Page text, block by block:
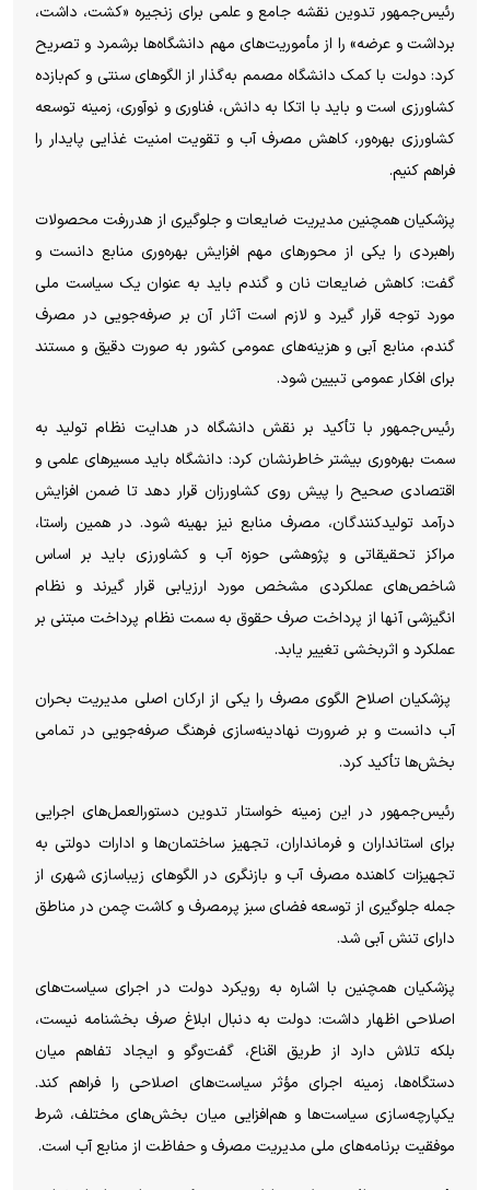
رئیس‌جمهور تدوین نقشه جامع و علمی برای زنجیره «کشت، داشت،
برداشت و عرضه» را از مأموریت‌های مهم دانشگاه‌ها برشمرد و تصریح
کرد: دولت با کمک دانشگاه مصمم به‌گذار از الگو‌های سنتی و کم‌بازده
کشاورزی است و باید با اتکا به دانش، فناوری و نوآوری، زمینه توسعه
کشاورزی بهره‌ور، کاهش مصرف آب و تقویت امنیت غذایی پایدار را
فراهم کنیم.
پزشکیان همچنین مدیریت ضایعات و جلوگیری از هدررفت محصولات
راهبردی را یکی از محور‌های مهم افزایش بهره‌وری منابع دانست و
گفت: کاهش ضایعات نان و گندم باید به عنوان یک سیاست ملی
مورد توجه قرار گیرد و لازم است آثار آن بر صرفه‌جویی در مصرف
گندم، منابع آبی و هزینه‌های عمومی کشور به صورت دقیق و مستند
برای افکار عمومی تبیین شود.
رئیس‌جمهور با تأکید بر نقش دانشگاه در هدایت نظام تولید به
سمت بهره‌وری بیشتر خاطرنشان کرد: دانشگاه باید مسیر‌های علمی و
اقتصادی صحیح را پیش روی کشاورزان قرار دهد تا ضمن افزایش
درآمد تولیدکنندگان، مصرف منابع نیز بهینه شود. در همین راستا،
مراکز تحقیقاتی و پژوهشی حوزه آب و کشاورزی باید بر اساس
شاخص‌های عملکردی مشخص مورد ارزیابی قرار گیرند و نظام
انگیزشی آنها از پرداخت صرف حقوق به سمت نظام پرداخت مبتنی بر
عملکرد و اثربخشی تغییر یابد.
پزشکیان اصلاح الگوی مصرف را یکی از ارکان اصلی مدیریت بحران
آب دانست و بر ضرورت نهادینه‌سازی فرهنگ صرفه‌جویی در تمامی
بخش‌ها تأکید کرد.
رئیس‌جمهور در این زمینه خواستار تدوین دستورالعمل‌های اجرایی
برای استانداران و فرمانداران، تجهیز ساختمان‌ها و ادارات دولتی به
تجهیزات کاهنده مصرف آب و بازنگری در الگو‌های زیباسازی شهری از
جمله جلوگیری از توسعه فضای سبز پرمصرف و کاشت چمن در مناطق
دارای تنش آبی شد.
پزشکیان همچنین با اشاره به رویکرد دولت در اجرای سیاست‌های
اصلاحی اظهار داشت: دولت به دنبال ابلاغ صرف بخشنامه نیست،
بلکه تلاش دارد از طریق اقناع، گفت‌و‌گو و ایجاد تفاهم میان
دستگاه‌ها، زمینه اجرای مؤثر سیاست‌های اصلاحی را فراهم کند.
یکپارچه‌سازی سیاست‌ها و هم‌افزایی میان بخش‌های مختلف، شرط
موفقیت برنامه‌های ملی مدیریت مصرف و حفاظت از منابع آب است.